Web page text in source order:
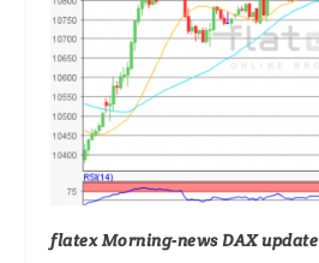
flatex Morning-news DAX update